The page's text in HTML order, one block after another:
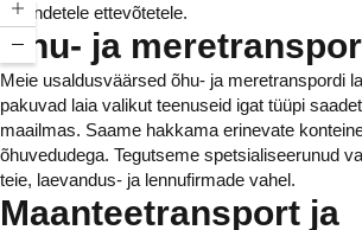
tuhandetele ettevõtetele.
Õhu- ja
Meie usaldusväärsed õhu- ja meretranspordi
pakuvad laia valikut teenuseid igat tüüpi
maailmas. Saame hakkama erinevate
õhuvedudega. Tegutseme spetsialiseerunud
teie, laevandus- ja lennufirmade vahel.
Maanteetransport ja